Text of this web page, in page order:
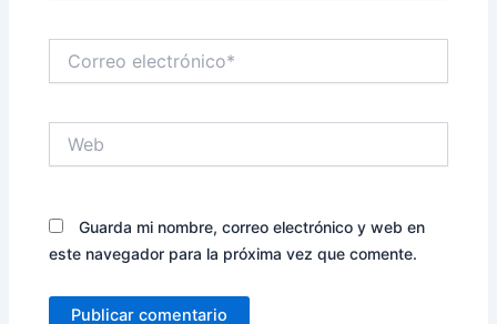
electrónico*
Guarda mi nombre, correo electrónico y web en
este navegador para la próxima vez que comente.